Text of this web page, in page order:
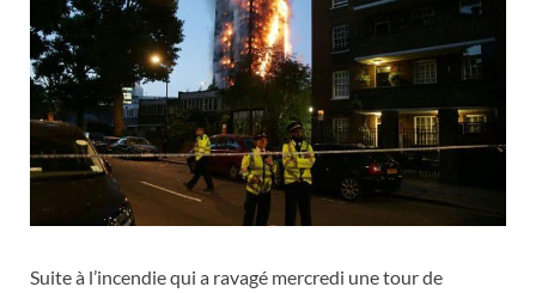
Suite à l’incendie qui a ravagé mercredi une tour de